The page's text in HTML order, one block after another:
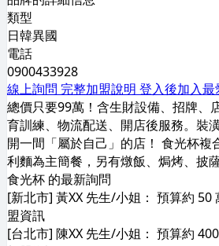
類型
日韓異國
電話
0900433928
線上詢問 完整加盟說明 登入後加入最
總價只要99萬！含生財設備、招牌、
育訓練、物流配送、開店後服務。裝
開一間「屬於自己」的店！ 食光杯複
利麵為主簡餐，另有燉飯、焗烤、披
食光杯 的最新詢問
[新北市] 黃XX 先生/小姐： 預算約 50
盟資訊
[台北市] 陳XX 先生/小姐： 預算約